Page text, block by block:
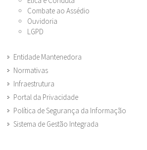
Combate ao Assédio
Ouvidoria
LGPD
Entidade Mantenedora
Normativas
Infraestrutura
Portal da Privacidade
Política de Segurança da Informação
Sistema de Gestão Integrada